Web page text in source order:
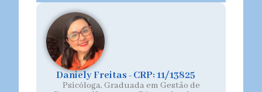
Daniely Freitas - CRP: 11/13825
Psicóloga, Graduada em Gestão de